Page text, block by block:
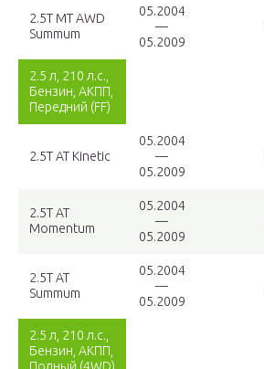
2.5T MT AWD
Summum
05.2004
—
05.2009
2.5 л, 210 л.с.,
Бензин, АКПП,
Передний (FF)
2.5T AT Kinetic
05.2004
—
05.2009
2.5T AT
Momentum
05.2004
—
05.2009
2.5T AT
Summum
05.2004
—
05.2009
2.5 л, 210 л.с.,
Бензин, АКПП,